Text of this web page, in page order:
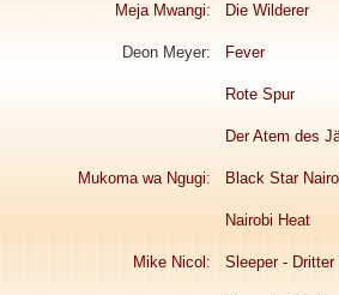
Meja Mwangi: Die Wilderer
Deon Meyer: Fever
Rote Spur
Der Atem des
Mukoma wa Ngugi: Black Star
Nairobi Heat
Mike Nicol : Sleeper -